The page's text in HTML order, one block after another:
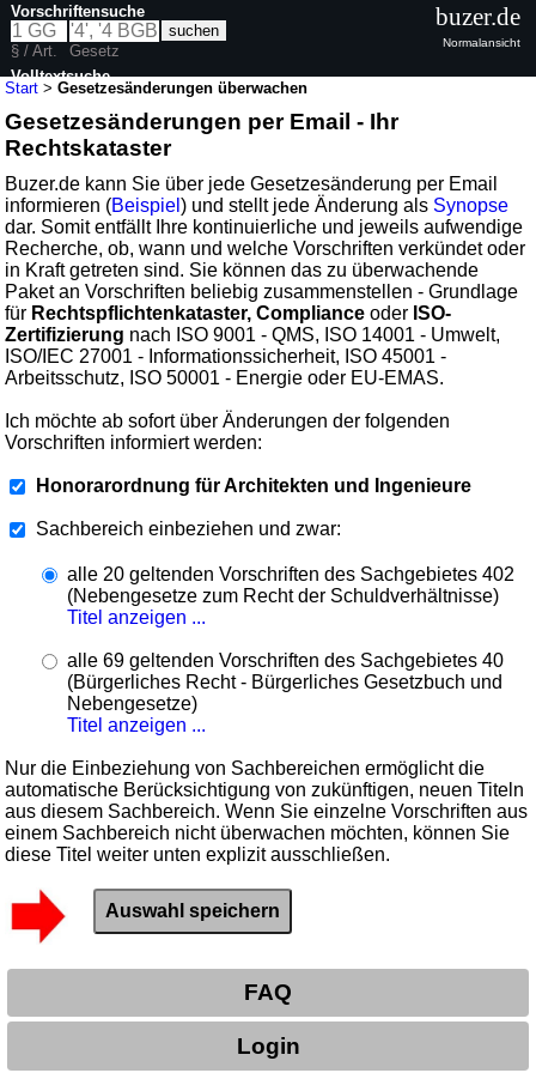
Start >Gesetzesänderungen überwachen
Gesetzesänderungen per Email - Ihr
Rechtskataster
Buzer.de kann Sie über jede Gesetzesänderung per Email
informieren (Beispiel) und stellt jede Änderung als Synopse
dar. Somit entfällt Ihre kontinuierliche und jeweils aufwendige
Recherche, ob, wann und welche Vorschriften verkündet oder
in Kraft getreten sind. Sie können das zu überwachende
Paket an Vorschriften beliebig zusammenstellen - Grundlage
für Rechtspflichtenkataster, Compliance oder ISO-
Zertifizierung nach ISO 9001 - QMS, ISO 14001 - Umwelt,
ISO/IEC 27001 - Informationssicherheit, ISO 45001 -
Arbeitsschutz, ISO 50001 - Energie oder EU-EMAS.
Ich möchte ab sofort über Änderungen der folgenden
Vorschriften informiert werden:
Honorarordnung für Architekten und Ingenieure
Sachbereich einbeziehen und zwar:
alle 20 geltenden Vorschriften des Sachgebietes 402
(Nebengesetze zum Recht der Schuldverhältnisse)
Titel anzeigen ...
alle 69 geltenden Vorschriften des Sachgebietes 40
(Bürgerliches Recht - Bürgerliches Gesetzbuch und
Nebengesetze)
Titel anzeigen ...
Nur die Einbeziehung von Sachbereichen ermöglicht die
automatische Berücksichtigung von zukünftigen, neuen Titeln
aus diesem Sachbereich. Wenn Sie einzelne Vorschriften aus
einem Sachbereich nicht überwachen möchten, können Sie
diese Titel weiter unten explizit ausschließen.
FAQ
Login
Vorschriftensuche
§ / Art.
Gesetz
Volltextsuche
buzer.de
Normalansicht